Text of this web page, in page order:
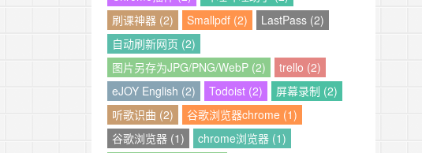
刷课神器 (2)
Smallpdf (2)
LastPass (2)
自动刷新网页 (2)
图片另存为JPG/PNG/WebP (2)
trello (2)
eJOY English (2)
Todoist (2)
屏幕录制 (2)
听歌识曲 (2)
谷歌浏览器chrome (1)
谷歌浏览器 (1)
chrome浏览器 (1)